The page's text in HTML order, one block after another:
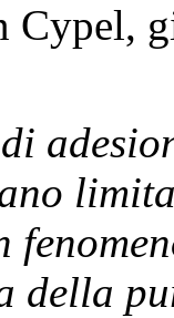
della